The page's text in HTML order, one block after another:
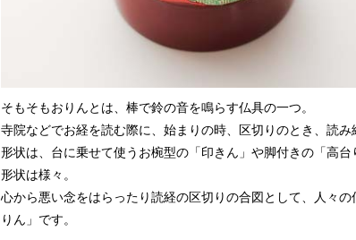
そもそもおりんとは、棒で鈴の音を鳴らす仏具の一つ。
寺院などでお経を読む際に、始まりの時、区切りのとき、読み
形状は、台に乗せて使うお椀型の「印きん」や脚付きの「高
形状は様々。
心から悪い念をはらったり読経の区切りの合図として、人々
りん」です。